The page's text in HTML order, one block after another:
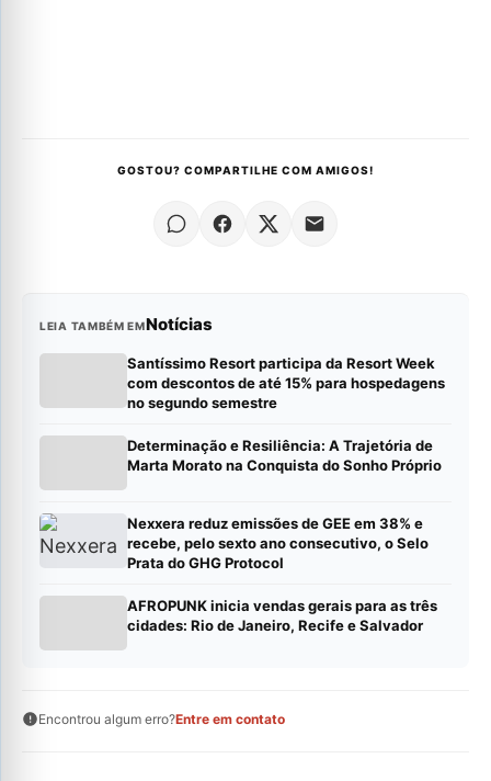
GOSTOU? COMPARTILHE COM AMIGOS!
LEIA TAMBÉM EMNotícias
Santíssimo Resort participa da Resort Week
com descontos de até 15% para hospedagens
no segundo semestre
Determinação e Resiliência: A Trajetória de
Marta Morato na Conquista do Sonho Próprio
Nexxera reduz emissões de GEE em 38% e
recebe, pelo sexto ano consecutivo, o Selo
Prata do GHG Protocol
AFROPUNK inicia vendas gerais para as três
cidades: Rio de Janeiro, Recife e Salvador
Encontrou algum erro?Entre em contato